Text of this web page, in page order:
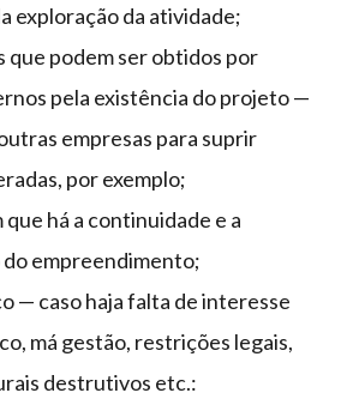
exploração da atividade;
que podem ser obtidos por
pela existência do projeto —
empresas para suprir
por exemplo;
que há a continuidade e a
empreendimento;
— caso haja falta de interesse
má gestão, restrições legais,
destrutivos etc.: